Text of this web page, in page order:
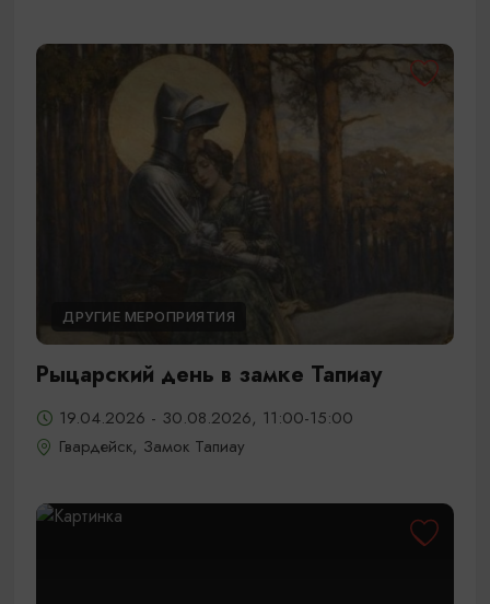
ДРУГИЕ МЕРОПРИЯТИЯ
Рыцарский день в замке Тапиау
19.04.2026 - 30.08.2026, 11:00-15:00
Гвардейск, Замок Тапиау